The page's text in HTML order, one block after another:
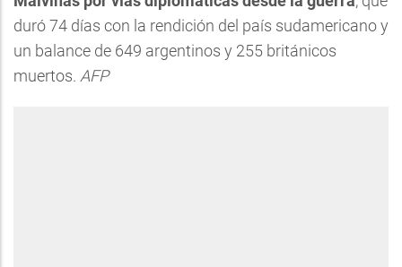
duró 74 días con la rendición del país sudamericano y
un balance de 649 argentinos y 255 británicos
muertos. AFP